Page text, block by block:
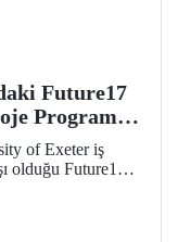
Future17
Programı,
Bekliyor
of Exeter iş
olduğu Future17
son gün 31